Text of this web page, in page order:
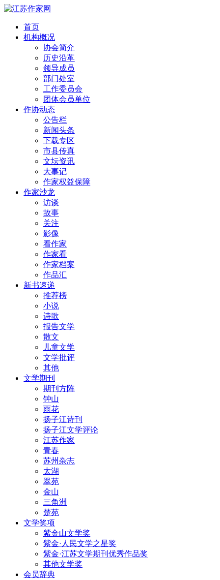
首页
机构概况
协会简介
历史沿革
领导成员
部门处室
工作委员会
团体会员单位
作协动态
公告栏
新闻头条
下载专区
市县传真
文坛资讯
大事记
作家权益保障
作家沙龙
访谈
故事
关注
影像
看作家
作家看
作家档案
作品汇
新书速递
推荐榜
小说
诗歌
报告文学
散文
儿童文学
文学批评
其他
文学期刊
期刊方阵
钟山
雨花
扬子江诗刊
扬子江文学评论
江苏作家
青春
苏州杂志
太湖
翠苑
金山
三角洲
楚苑
文学奖项
紫金山文学奖
紫金·人民文学之星奖
紫金·江苏文学期刊优秀作品奖
其他文学奖
会员辞典